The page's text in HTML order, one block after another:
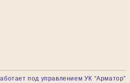
под управлением УК “Арматор”